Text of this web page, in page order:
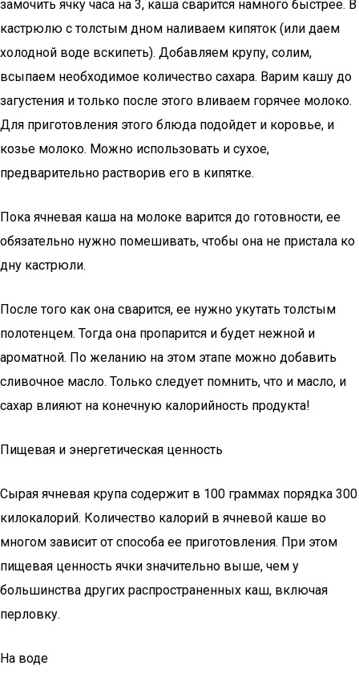
замочить ячку часа на 3, каша сварится намного быстрее. В
кастрюлю с толстым дном наливаем кипяток (или даем
холодной воде вскипеть). Добавляем крупу, солим,
всыпаем необходимое количество сахара. Варим кашу до
загустения и только после этого вливаем горячее молоко.
Для приготовления этого блюда подойдет и коровье, и
козье молоко. Можно использовать и сухое,
предварительно растворив его в кипятке.
Пока ячневая каша на молоке варится до готовности, ее
обязательно нужно помешивать, чтобы она не пристала ко
дну кастрюли.
После того как она сварится, ее нужно укутать толстым
полотенцем. Тогда она пропарится и будет нежной и
ароматной. По желанию на этом этапе можно добавить
сливочное масло. Только следует помнить, что и масло, и
сахар влияют на конечную калорийность продукта!
Пищевая и энергетическая ценность
Сырая ячневая крупа содержит в 100 граммах порядка 300
килокалорий. Количество калорий в ячневой каше во
многом зависит от способа ее приготовления. При этом
пищевая ценность ячки значительно выше, чем у
большинства других распространенных каш, включая
перловку.
На воде